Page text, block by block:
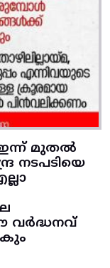
മുതൽ
നടപടിയെ
വർദ്ധനവ്